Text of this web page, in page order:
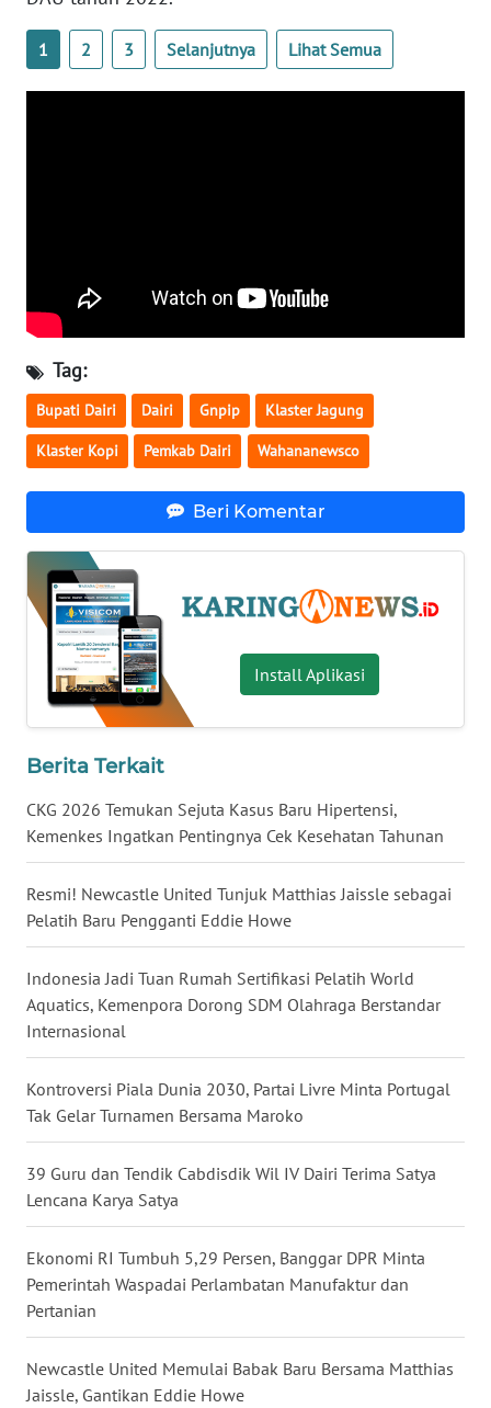
1 2 3 Selanjutnya Lihat Semua
Tag:
Bupati Dairi Dairi Gnpip Klaster Jagung
Klaster Kopi Pemkab Dairi Wahananewsco
Beri Komentar
Install Aplikasi
Berita Terkait
CKG 2026 Temukan Sejuta Kasus Baru Hipertensi,
Kemenkes Ingatkan Pentingnya Cek Kesehatan Tahunan
Resmi! Newcastle United Tunjuk Matthias Jaissle sebagai
Pelatih Baru Pengganti Eddie Howe
Indonesia Jadi Tuan Rumah Sertifikasi Pelatih World
Aquatics, Kemenpora Dorong SDM Olahraga Berstandar
Internasional
Kontroversi Piala Dunia 2030, Partai Livre Minta Portugal
Tak Gelar Turnamen Bersama Maroko
39 Guru dan Tendik Cabdisdik Wil IV Dairi Terima Satya
Lencana Karya Satya
Ekonomi RI Tumbuh 5,29 Persen, Banggar DPR Minta
Pemerintah Waspadai Perlambatan Manufaktur dan
Pertanian
Newcastle United Memulai Babak Baru Bersama Matthias
Jaissle, Gantikan Eddie Howe
WN
NUSANTARA
WN
BALI
WN
KALBAR
KALTARA
WN
KALSEL
WN
WN
SULSEL
WN
SULUT
WN
DAIRI
WN
DANAU
TOBA
WN